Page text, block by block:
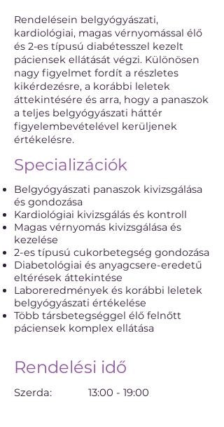
Rendelésein belgyógyászati,
kardiológiai, magas vérnyomással élő
és 2-es típusú diabétesszel kezelt
páciensek ellátását végzi. Különösen
nagy figyelmet fordít a részletes
kikérdezésre, a korábbi leletek
áttekintésére és arra, hogy a panaszok
a teljes belgyógyászati háttér
figyelembevételével kerüljenek
értékelésre.
Specializációk
Belgyógyászati panaszok kivizsgálása
és gondozása
Kardiológiai kivizsgálás és kontroll
Magas vérnyomás kivizsgálása és
kezelése
2-es típusú cukorbetegség gondozása
Diabetológiai és anyagcsere-eredetű
eltérések áttekintése
Laboreredmények és korábbi leletek
belgyógyászati értékelése
Több társbetegséggel élő felnőtt
páciensek komplex ellátása
Rendelési idő
Szerda: 13:00 - 19:00